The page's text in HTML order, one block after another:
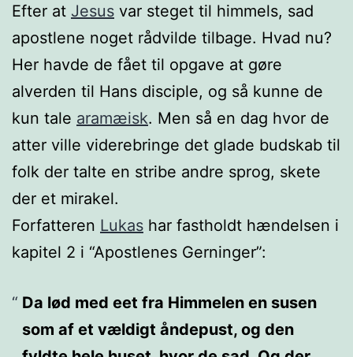
Efter at Jesus var steget til himmels, sad
apostlene noget rådvilde tilbage. Hvad nu?
Her havde de fået til opgave at gøre
alverden til Hans disciple, og så kunne de
kun tale aramæisk. Men så en dag hvor de
atter ville viderebringe det glade budskab til
folk der talte en stribe andre sprog, skete
der et mirakel.
Forfatteren Lukas har fastholdt hændelsen i
kapitel 2 i “Apostlenes Gerninger”:
Da lød med eet fra Himmelen en susen
som af et vældigt åndepust, og den